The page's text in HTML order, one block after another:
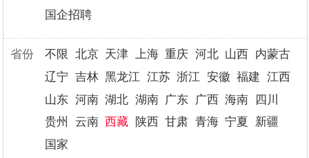
国企招聘
省份 不限 北京 天津 上海 重庆 河北 山西
内蒙古
辽宁 吉林 黑龙江 江苏 浙江 安徽 福建 江西
山东 河南 湖北 湖南 广东 广西 海南
四川
贵州
云南 西藏 陕西 甘肃 青海 宁夏
新疆
国家